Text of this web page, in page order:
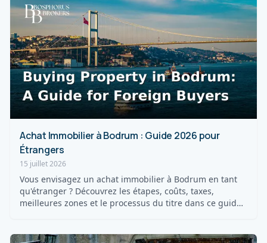
Achat Immobilier à Bodrum : Guide 2026 pour
Étrangers
15 juillet 2026
Vous envisagez un achat immobilier à Bodrum en tant
qu'étranger ? Découvrez les étapes, coûts, taxes,
meilleures zones et le processus du titre dans ce guide